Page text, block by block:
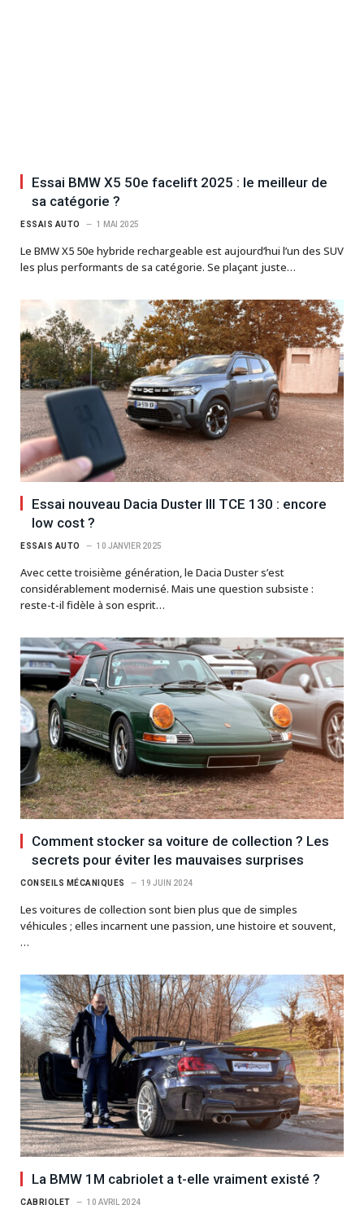
Essai BMW X5 50e facelift 2025 : le meilleur de
sa catégorie ?
ESSAIS AUTO 1 MAI 2025
Le BMW X5 50e hybride rechargeable est aujourd’hui l’un des SUV
les plus performants de sa catégorie. Se plaçant juste…
Essai nouveau Dacia Duster III TCE 130 : encore
low cost ?
ESSAIS AUTO 10 JANVIER 2025
Avec cette troisième génération, le Dacia Duster s’est
considérablement modernisé. Mais une question subsiste :
reste-t-il fidèle à son esprit…
Comment stocker sa voiture de collection ? Les
secrets pour éviter les mauvaises surprises
CONSEILS MÉCANIQUES 19 JUIN 2024
Les voitures de collection sont bien plus que de simples
véhicules ; elles incarnent une passion, une histoire et souvent,
…
La BMW 1M cabriolet a t-elle vraiment existé ?
CABRIOLET 10 AVRIL 2024